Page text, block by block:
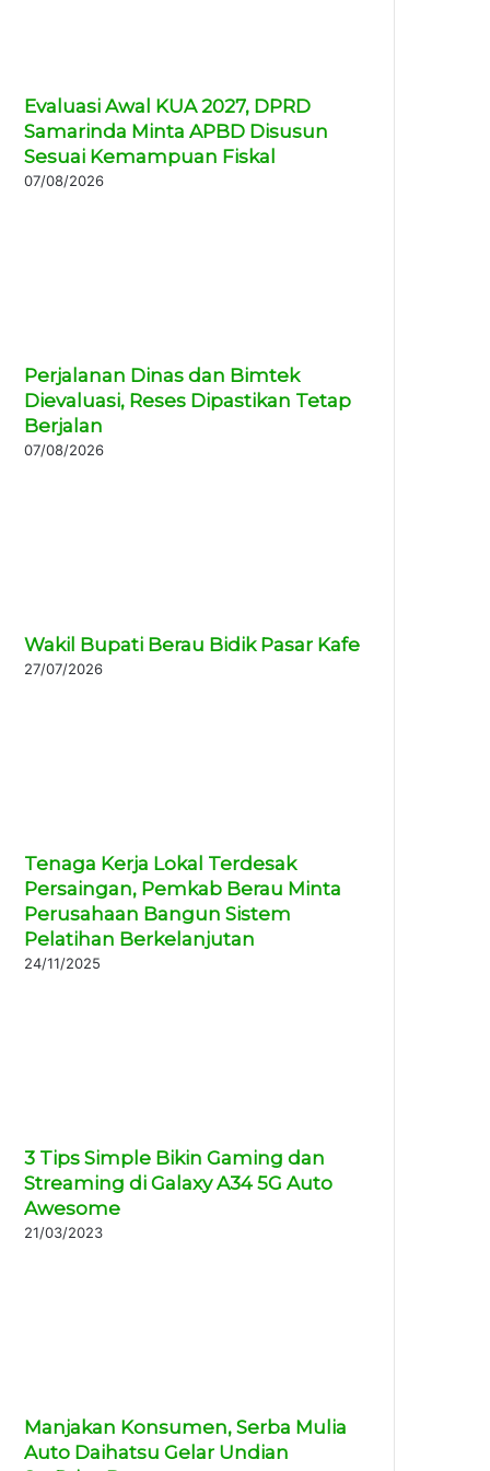
Evaluasi Awal KUA 2027, DPRD
Samarinda Minta APBD Disusun
Sesuai Kemampuan Fiskal
07/08/2026
Perjalanan Dinas dan Bimtek
Dievaluasi, Reses Dipastikan Tetap
Berjalan
07/08/2026
Wakil Bupati Berau Bidik Pasar Kafe
27/07/2026
Tenaga Kerja Lokal Terdesak
Persaingan, Pemkab Berau Minta
Perusahaan Bangun Sistem
Pelatihan Berkelanjutan
24/11/2025
3 Tips Simple Bikin Gaming dan
Streaming di Galaxy A34 5G Auto
Awesome
21/03/2023
Manjakan Konsumen, Serba Mulia
Auto Daihatsu Gelar Undian